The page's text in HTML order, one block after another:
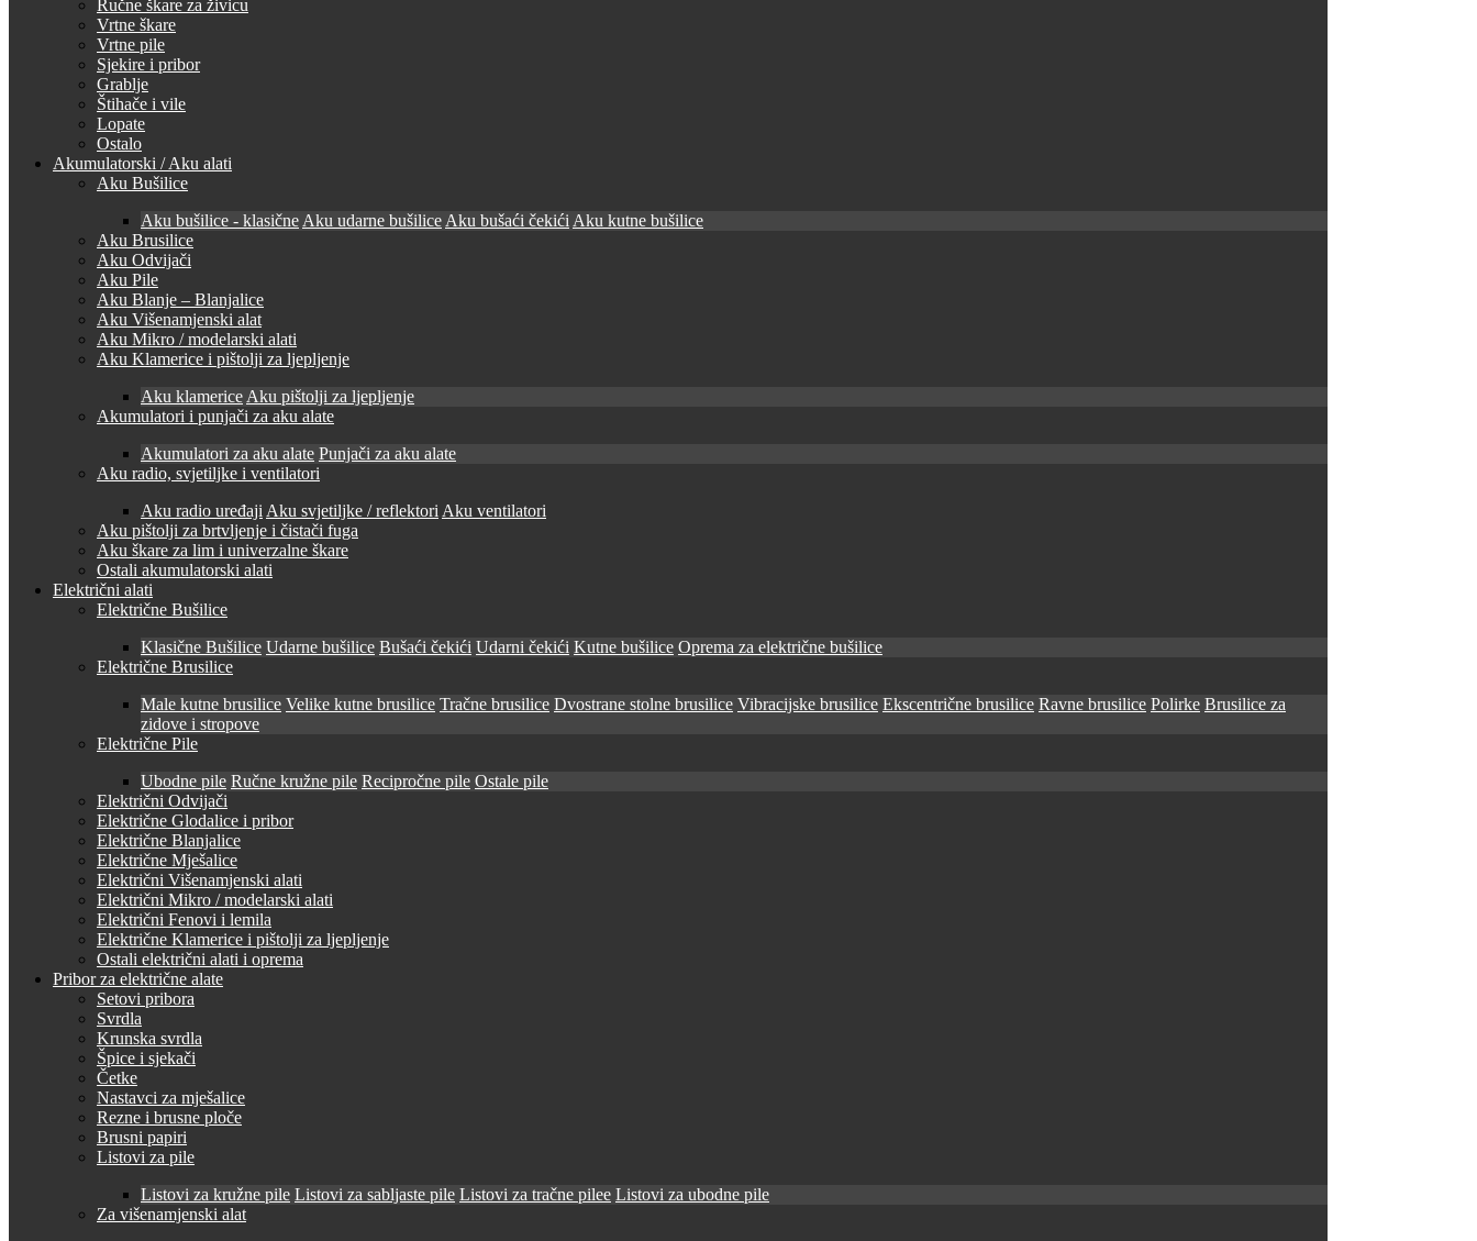
Ručne škare za živicu
Vrtne škare
Vrtne pile
Sjekire i pribor
Grablje
Štihače i vile
Lopate
Ostalo
Akumulatorski / Aku alati
Aku Bušilice
Aku bušilice - klasične Aku udarne bušilice Aku bušaći čekići Aku kutne bušilice
Aku Brusilice
Aku Odvijači
Aku Pile
Aku Blanje – Blanjalice
Aku Višenamjenski alat
Aku Mikro / modelarski alati
Aku Klamerice i pištolji za ljepljenje
Aku klamerice Aku pištolji za ljepljenje
Akumulatori i punjači za aku alate
Akumulatori za aku alate Punjači za aku alate
Aku radio, svjetiljke i ventilatori
Aku radio uređaji Aku svjetiljke / reflektori Aku ventilatori
Aku pištolji za brtvljenje i čistači fuga
Aku škare za lim i univerzalne škare
Ostali akumulatorski alati
Električni alati
Električne Bušilice
Klasične Bušilice Udarne bušilice Bušaći čekići Udarni čekići Kutne bušilice Oprema za električne bušilice
Električne Brusilice
Male kutne brusilice Velike kutne brusilice Tračne brusilice Dvostrane stolne brusilice Vibracijske brusilice Ekscentrične brusilice Ravne brusilice Polirke Brusilice za
zidove i stropove
Električne Pile
Ubodne pile Ručne kružne pile Recipročne pile Ostale pile
Električni Odvijači
Električne Glodalice i pribor
Električne Blanjalice
Električne Mješalice
Električni Višenamjenski alati
Električni Mikro / modelarski alati
Električni Fenovi i lemila
Električne Klamerice i pištolji za ljepljenje
Ostali električni alati i oprema
Pribor za električne alate
Setovi pribora
Svrdla
Krunska svrdla
Špice i sjekači
Četke
Nastavci za mješalice
Rezne i brusne ploče
Brusni papiri
Listovi za pile
Listovi za kružne pile Listovi za sabljaste pile Listovi za tračne pilee Listovi za ubodne pile
Za višenamjenski alat